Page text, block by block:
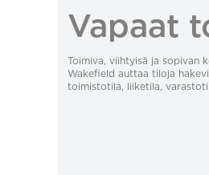
Vapaat
Toimiva, viihtyisä ja sopivan
Wakefield auttaa tiloja
toimistotila, liiketila,